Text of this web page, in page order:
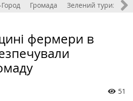
Громада Зелений туризм
фермери в
51